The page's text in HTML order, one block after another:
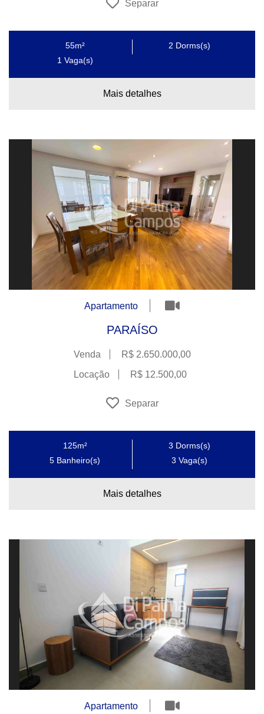
Separar
55m² 2 Dorms(s)
1Vaga(s)
Mais detalhes
Apartamento
PARAÍSO
Venda
R$ 2.650.000,00
Locação
R$ 12.500,00
Separar
125m² 3 Dorms(s)
5 Banheiro(s) 3 Vaga(s)
Mais detalhes
Apartamento